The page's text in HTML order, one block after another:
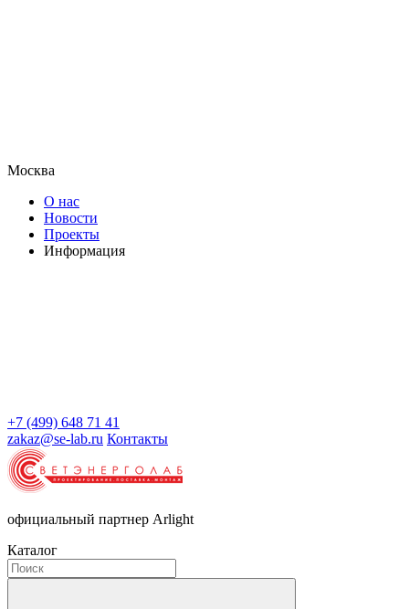
Москва
О нас
Новости
Проекты
Информация
+7 (499) 648 71 41
zakaz@se-lab.ru Контакты
официальный партнер Arlight
Каталог